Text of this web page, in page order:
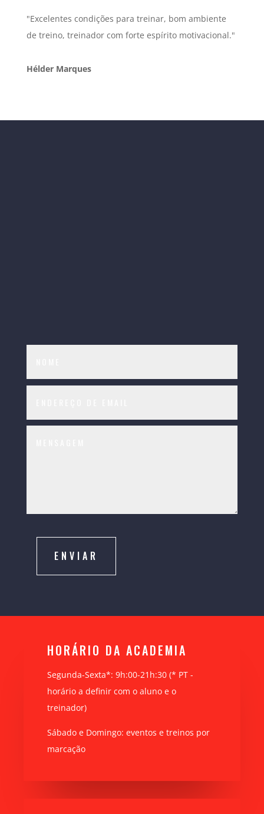
"Excelentes condições para treinar, bom ambiente
de treino, treinador com forte espírito motivacional."
Hélder Marques
ENVIAR
HORÁRIO DA ACADEMIA
Segunda-Sexta*: 9h:00-21h:30 (* PT -
horário a definir com o aluno e o
treinador)
Sábado e Domingo: eventos e treinos por
marcação